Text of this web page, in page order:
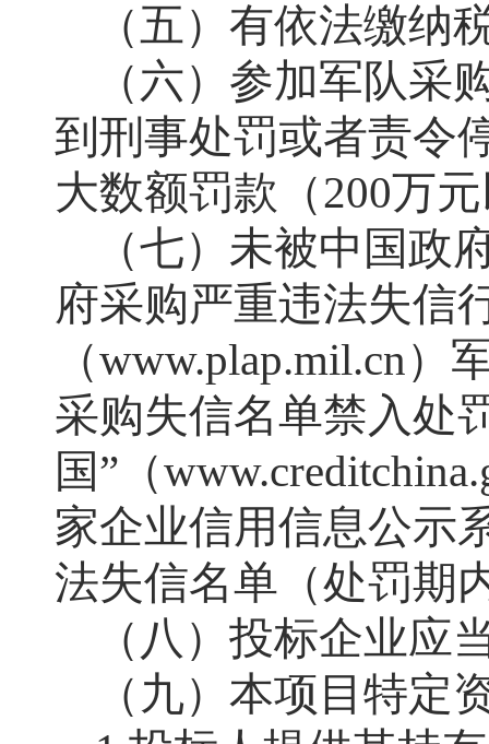
（五）有依法缴纳
（六）参加军队采
到刑事处罚或者责令
大数额罚款（200万
（七）未被中国政
府采购严重违法失信
（www.plap.mil.cn
采购失信名单禁入处
国”（
家企业信用信息公示
法失信名单（处罚期
（八）投标企业应
（九）本项目特定